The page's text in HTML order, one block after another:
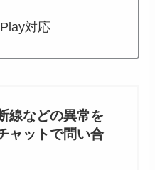
対応
線などの異常を
ャットで問い合